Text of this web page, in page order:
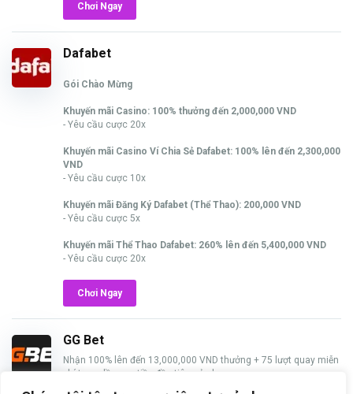
Chơi Ngay
Dafabet
Gói Chào Mừng
Khuyến mãi Casino: 100% thưởng đến 2,000,000 VND
- Yêu cầu cược 20x
Khuyến mãi Casino Ví Chia Sẻ Dafabet: 100% lên đến 2,300,000
VND
- Yêu cầu cược 10x
Khuyến mãi Đăng Ký Dafabet (Thể Thao): 200,000 VND
- Yêu cầu cược 5x
Khuyến mãi Thể Thao Dafabet: 260% lên đến 5,400,000 VND
- Yêu cầu cược 20x
Chơi Ngay
GG Bet
Nhận 100% lên đến 13,000,000 VND thưởng + 75 lượt quay miễn
phí trong lần nạp tiền đầu tiên của bạn